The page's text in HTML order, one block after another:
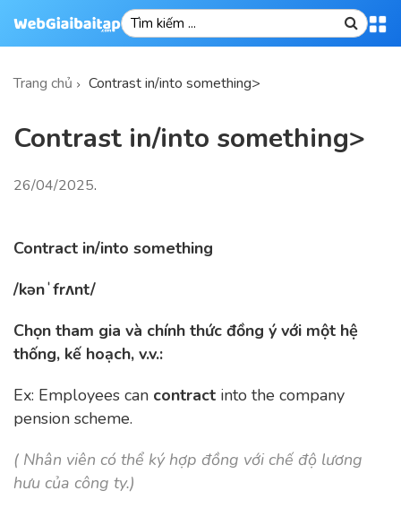
Trang chủ Contrast in/into something>
Contrast in/into something>
26/04/2025.
Contract in/into something
/kənˈfrʌnt/
Chọn tham gia và chính thức đồng ý với một hệ
thống, kế hoạch, v.v.:
Ex: Employees can contract into the company
pension scheme.
( Nhân viên có thể ký hợp đồng với chế độ lương
hưu của công ty.)